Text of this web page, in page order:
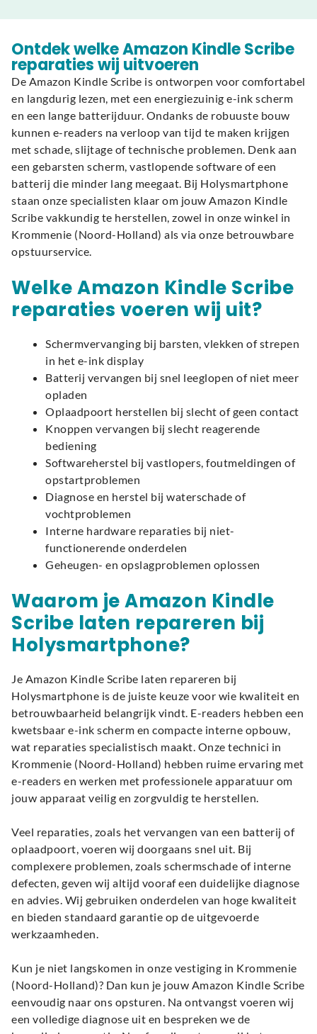
Ontdek welke Amazon Kindle Scribe
reparaties wij uitvoeren
De Amazon Kindle Scribe is ontworpen voor comfortabel
en langdurig lezen, met een energiezuinig e-ink scherm
en een lange batterijduur. Ondanks de robuuste bouw
kunnen e-readers na verloop van tijd te maken krijgen
met schade, slijtage of technische problemen. Denk aan
een gebarsten scherm, vastlopende software of een
batterij die minder lang meegaat. Bij Holysmartphone
staan onze specialisten klaar om jouw Amazon Kindle
Scribe vakkundig te herstellen, zowel in onze winkel in
Krommenie (Noord-Holland) als via onze betrouwbare
opstuurservice.
Welke Amazon Kindle Scribe
reparaties voeren wij uit?
Schermvervanging bij barsten, vlekken of strepen
in het e-ink display
Batterij vervangen bij snel leeglopen of niet meer
opladen
Oplaadpoort herstellen bij slecht of geen contact
Knoppen vervangen bij slecht reagerende
bediening
Softwareherstel bij vastlopers, foutmeldingen of
opstartproblemen
Diagnose en herstel bij waterschade of
vochtproblemen
Interne hardware reparaties bij niet-
functionerende onderdelen
Geheugen- en opslagproblemen oplossen
Waarom je Amazon Kindle
Scribe laten repareren bij
Holysmartphone?
Je Amazon Kindle Scribe laten repareren bij
Holysmartphone is de juiste keuze voor wie kwaliteit en
betrouwbaarheid belangrijk vindt. E-readers hebben een
kwetsbaar e-ink scherm en compacte interne opbouw,
wat reparaties specialistisch maakt. Onze technici in
Krommenie (Noord-Holland) hebben ruime ervaring met
e-readers en werken met professionele apparatuur om
jouw apparaat veilig en zorgvuldig te herstellen.
Veel reparaties, zoals het vervangen van een batterij of
oplaadpoort, voeren wij doorgaans snel uit. Bij
complexere problemen, zoals schermschade of interne
defecten, geven wij altijd vooraf een duidelijke diagnose
en advies. Wij gebruiken onderdelen van hoge kwaliteit
en bieden standaard garantie op de uitgevoerde
werkzaamheden.
Kun je niet langskomen in onze vestiging in Krommenie
(Noord-Holland)? Dan kun je jouw Amazon Kindle Scribe
eenvoudig naar ons opsturen. Na ontvangst voeren wij
een volledige diagnose uit en bespreken we de